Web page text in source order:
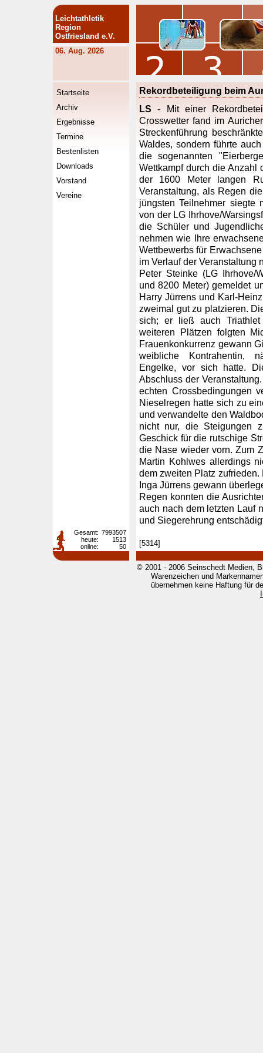
Leichtathletik
Region
Ostfriesland e.V.
06. Aug. 2026
Startseite
Archiv
Ergebnisse
Termine
Bestenlisten
Downloads
Vorstand
Vereine
Rekordbeteiligung beim
LS - Mit einer
Crosswetter fand im
Streckenführung
Waldes, sondern führte
die sogenannten
Wettkampf durch die Anzahl
der 1600 Meter langen
Veranstaltung, als Regen
jüngsten Teilnehmer siegte
von der LG Ihrhove/
die Schüler und
nehmen wie Ihre
Wettbewerbs für
im Verlauf der Veranstaltung
Peter Steinke (LG Ihrhove/
und 8200 Meter) gemeldet
Harry Jürrens und Karl-
zweimal gut zu platzieren.
sich; er ließ auch
weiteren Plätzen folgten
Frauenkonkurrenz gewann
weibliche Kontrahentin,
Engelke, vor sich hatte.
Abschluss der
echten Crossbedingungen
Nieselregen hatte sich zu
und verwandelte den
nicht nur, die Steigungen
Geschick für die rutschige
die Nase wieder vorn. Zum
Martin Kohlwes allerdings
dem zweiten Platz zufrieden.
Inga Jürrens gewann
Regen konnten die
auch nach dem letzten Lauf
und Siegerehrung
[5314]
Gesamt: 7993507
heute:
1513
online:
50
© 2001 - 2006 Seinschedt Medien,
Warenzeichen und
übernehmen keine Haftung für